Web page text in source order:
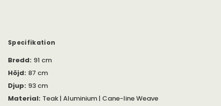
Komplettera fåtöljen med tillförande dynset för maximal
Peacock är en härlig loungefåtölj som finns att välja i flera
olika utföranden. Sitsens stomme är tillverkad i aluminium och
klädd i antingen
Specifikation
Bredd: 91 cm
Höjd: 87 cm
Djup: 93 cm
Material: Teak | Aluminium | Cane-line Weave